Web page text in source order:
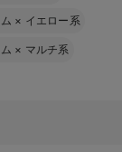
× イエロー系
× マルチ系